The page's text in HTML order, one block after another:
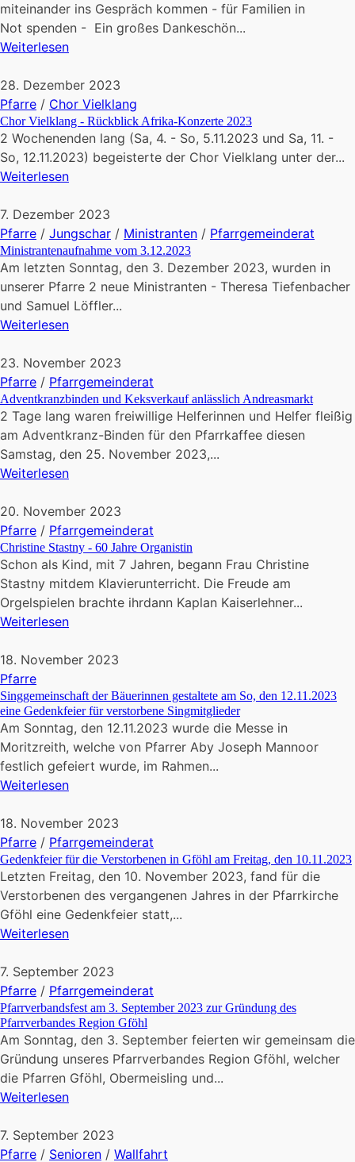
miteinander ins Gespräch kommen - für Familien in
Not spenden - Ein großes Dankeschön...
Weiterlesen
28. Dezember 2023
Pfarre / Chor Vielklang
Chor Vielklang - Rückblick Afrika-Konzerte 2023
2 Wochenenden lang (Sa, 4. - So, 5.11.2023 und Sa, 11. -
So, 12.11.2023) begeisterte der Chor Vielklang unter der...
Weiterlesen
7. Dezember 2023
Pfarre / Jungschar / Ministranten / Pfarrgemeinderat
Ministrantenaufnahme vom 3.12.2023
Am letzten Sonntag, den 3. Dezember 2023, wurden in
unserer Pfarre 2 neue Ministranten - Theresa Tiefenbacher
und Samuel Löffler...
Weiterlesen
23. November 2023
Pfarre / Pfarrgemeinderat
Adventkranzbinden und Keksverkauf anlässlich Andreasmarkt
2 Tage lang waren freiwillige Helferinnen und Helfer fleißig
am Adventkranz-Binden für den Pfarrkaffee diesen
Samstag, den 25. November 2023,...
Weiterlesen
20. November 2023
Pfarre / Pfarrgemeinderat
Christine Stastny - 60 Jahre Organistin
Schon als Kind, mit 7 Jahren, begann Frau Christine
Stastny mitdem Klavierunterricht. Die Freude am
Orgelspielen brachte ihrdann Kaplan Kaiserlehner...
Weiterlesen
18. November 2023
Pfarre
Singgemeinschaft der Bäuerinnen gestaltete am So, den 12.11.2023
eine Gedenkfeier für verstorbene Singmitglieder
Am Sonntag, den 12.11.2023 wurde die Messe in
Moritzreith, welche von Pfarrer Aby Joseph Mannoor
festlich gefeiert wurde, im Rahmen...
Weiterlesen
18. November 2023
Pfarre / Pfarrgemeinderat
Gedenkfeier für die Verstorbenen in Gföhl am Freitag, den 10.11.2023
Letzten Freitag, den 10. November 2023, fand für die
Verstorbenen des vergangenen Jahres in der Pfarrkirche
Gföhl eine Gedenkfeier statt,...
Weiterlesen
7. September 2023
Pfarre / Pfarrgemeinderat
Pfarrverbandsfest am 3. September 2023 zur Gründung des
Pfarrverbandes Region Gföhl
Am Sonntag, den 3. September feierten wir gemeinsam die
Gründung unseres Pfarrverbandes Region Gföhl, welcher
die Pfarren Gföhl, Obermeisling und...
Weiterlesen
7. September 2023
Pfarre / Senioren / Wallfahrt